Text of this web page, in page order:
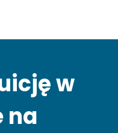
w
na